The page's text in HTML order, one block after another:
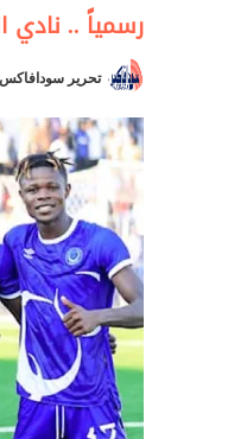
رسمياً .. نادي
تحرير سودافاكس